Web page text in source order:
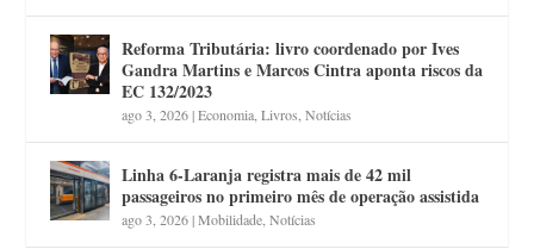
Reforma Tributária: livro coordenado por Ives
Gandra Martins e Marcos Cintra aponta riscos da
EC 132/2023
ago 3, 2026|Economia ,Livros ,Notícias
Linha 6-Laranja registra mais de 42 mil
passageiros no primeiro mês de operação assistida
ago 3, 2026|Mobilidade ,Notícias